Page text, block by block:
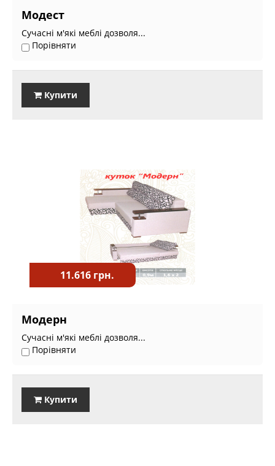
Модест
Сучасні м'які меблі дозволя...
Порівняти
Купити
11.616 грн.
Модерн
Сучасні м'які меблі дозволя...
Порівняти
Купити